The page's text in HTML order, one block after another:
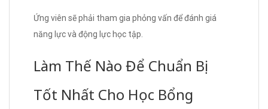
Ứng viên sẽ phải tham gia phỏng vấn để đánh giá
năng lực và động lực học tập.
Làm Thế Nào Để Chuẩn Bị
Tốt Nhất Cho Học Bổng